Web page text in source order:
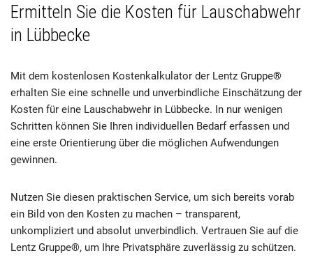
Ermitteln Sie die Kosten für Lauschabwehr
in Lübbecke
Mit dem kostenlosen Kostenkalkulator der Lentz Gruppe®
erhalten Sie eine schnelle und unverbindliche Einschätzung der
Kosten für eine Lauschabwehr in Lübbecke. In nur wenigen
Schritten können Sie Ihren individuellen Bedarf erfassen und
eine erste Orientierung über die möglichen Aufwendungen
gewinnen.
Nutzen Sie diesen praktischen Service, um sich bereits vorab
ein Bild von den Kosten zu machen – transparent,
unkompliziert und absolut unverbindlich. Vertrauen Sie auf die
Lentz Gruppe®, um Ihre Privatsphäre zuverlässig zu schützen.